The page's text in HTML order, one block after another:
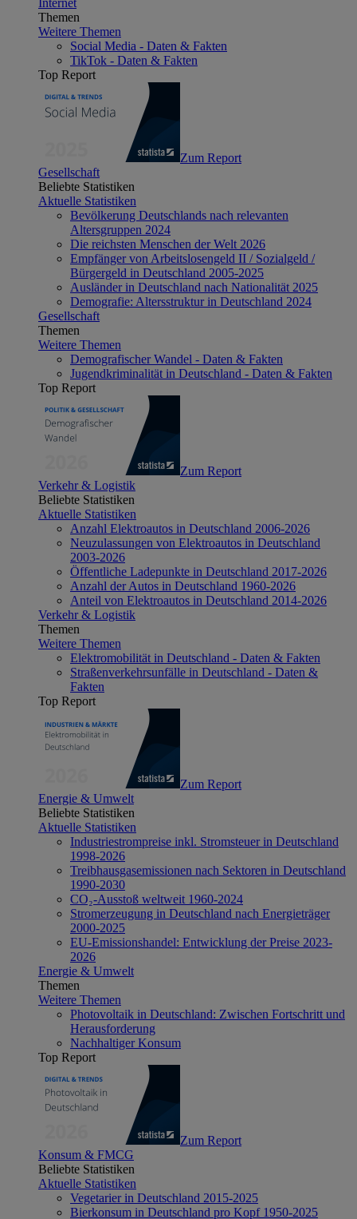
Themen
Weitere Themen
Social Media - Daten & Fakten
TikTok - Daten & Fakten
Top Report
Zum Report
Gesellschaft
Beliebte Statistiken
Aktuelle Statistiken
Bevölkerung Deutschlands nach relevanten
Altersgruppen 2024
Die reichsten Menschen der Welt 2026
Empfänger von Arbeitslosengeld II / Sozialgeld /
Bürgergeld in Deutschland 2005-2025
Ausländer in Deutschland nach Nationalität 2025
Demografie: Altersstruktur in Deutschland 2024
Gesellschaft
Themen
Weitere Themen
Demografischer Wandel - Daten & Fakten
Jugendkriminalität in Deutschland - Daten & Fakten
Top Report
Zum Report
Verkehr & Logistik
Beliebte Statistiken
Aktuelle Statistiken
Anzahl Elektroautos in Deutschland 2006-2026
Neuzulassungen von Elektroautos in Deutschland
2003-2026
Öffentliche Ladepunkte in Deutschland 2017-2026
Anzahl der Autos in Deutschland 1960-2026
Anteil von Elektroautos in Deutschland 2014-2026
Verkehr & Logistik
Themen
Weitere Themen
Elektromobilität in Deutschland - Daten & Fakten
Straßenverkehrsunfälle in Deutschland - Daten &
Fakten
Top Report
Zum Report
Energie & Umwelt
Beliebte Statistiken
Aktuelle Statistiken
Industriestrompreise inkl. Stromsteuer in Deutschland
1998-2026
Treibhausgasemissionen nach Sektoren in Deutschland
1990-2030
CO₂-Ausstoß weltweit 1960-2024
Stromerzeugung in Deutschland nach Energieträger
2000-2025
EU-Emissionshandel: Entwicklung der Preise 2023-
2026
Energie & Umwelt
Themen
Weitere Themen
Photovoltaik in Deutschland: Zwischen Fortschritt und
Herausforderung
Nachhaltiger Konsum
Top Report
Zum Report
Konsum & FMCG
Beliebte Statistiken
Aktuelle Statistiken
Vegetarier in Deutschland 2015-2025
Bierkonsum in Deutschland pro Kopf 1950-2025